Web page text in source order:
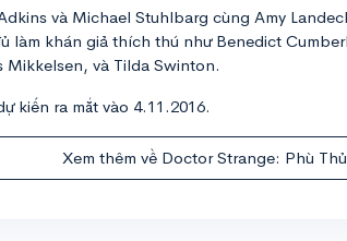
và Michael Stuhlbarg cùng Amy
làm khán giả thích thú như Benedict
Mikkelsen, và Tilda Swinton.
kiến ra mắt vào 4.11.2016.
Xem thêm về Doctor Strange: Phù